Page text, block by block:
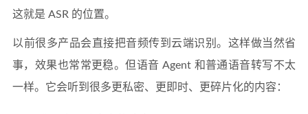
这就是 ASR 的位置。
以前很多产品会直接把音频传到云端识别。这样做当然省
事，效果也常常更稳。但语音 Agent 和普通语音转写不太
一样。它会听到很多更私密、更即时、更碎片化的内容：